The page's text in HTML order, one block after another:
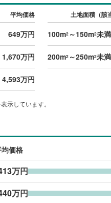
平均価格 土地面積（該
649万円 100m2～150m2未満
1,670万円 200m2～250m2未満
4,593万円
示しています。
価格
万円
万円